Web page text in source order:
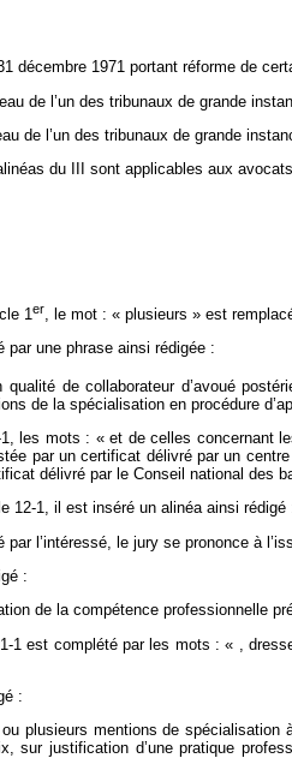
décembre 1971 portant réforme de
de l’un des tribunaux de grande
de l’un des tribunaux de grande
du III sont applicables aux
1er, le mot : « plusieurs » est
par une phrase ainsi rédigée :
de collaborateur d’avoué
de la spécialisation en procédure
1, les mots : « et de celles
par un certificat délivré par un
délivré par le Conseil national des
12-1, il est inséré un alinéa ainsi rédigé
l’intéressé, le jury se prononce à
:
de la compétence professionnelle
1 est complété par les mots : « ,
:
ou plusieurs mentions de
sur justification d’une pratique